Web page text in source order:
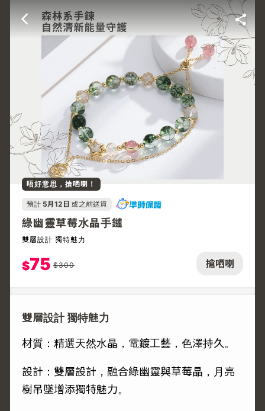
搶哂喇
唔好意思，搶哂喇！
預計 5月12日 或之前送貨
綠幽靈草莓水晶手鏈
雙層設計 獨特魅力
$75 $300
雙層設計 獨特魅力
材質：精選天然水晶，電鍍工藝，色澤持久。
設計：雙層設計，融合綠幽靈與草莓晶，月亮
樹吊墜增添獨特魅力。